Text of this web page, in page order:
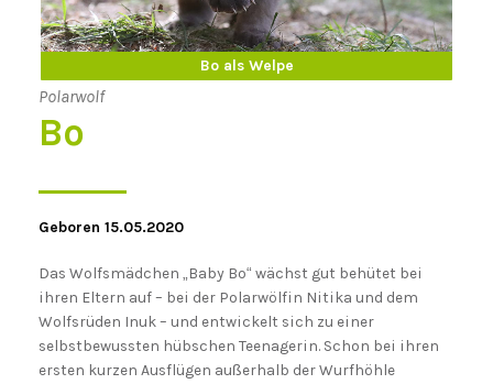
Bo als Welpe
Bo erwachsen
Polarwolf
Bo
Geboren 15.05.2020
Das Wolfsmädchen „Baby Bo“ wächst gut behütet bei
ihren Eltern auf – bei der Polarwölfin Nitika und dem
Wolfsrüden Inuk – und entwickelt sich zu einer
selbstbewussten hübschen Teenagerin. Schon bei ihren
ersten kurzen Ausflügen außerhalb der Wurfhöhle